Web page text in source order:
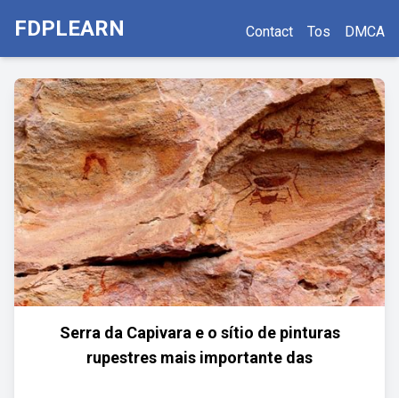
FDPLEARN Contact Tos DMCA
Serra da Capivara e o sítio de pinturas
rupestres mais importante das